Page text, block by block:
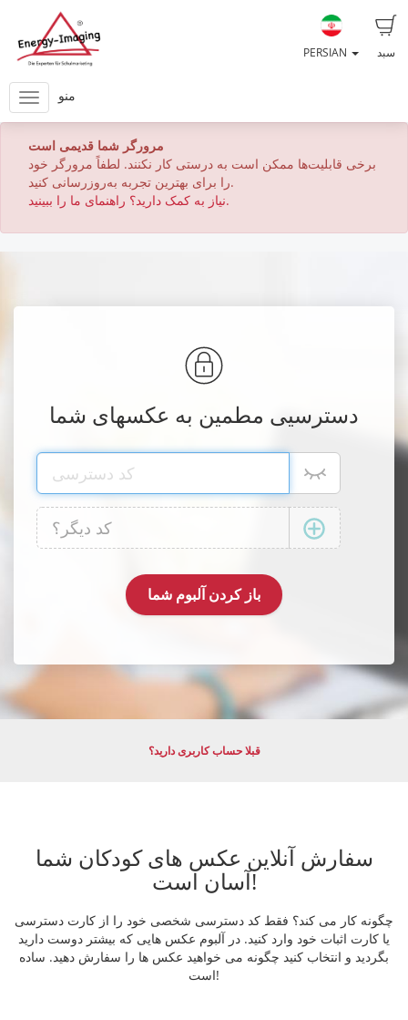
سبد PERSIAN
منو
مرورگر شما قدیمی است
برخی قابلیت‌ها ممکن است به درستی کار نکنند. لطفاً مرورگر خود
را برای بهترین تجربه به‌روزرسانی کنید.
نیاز به کمک دارید؟ راهنمای ما را ببینید.
دسترسیی مطمین به عکسهای شما
قبلا حساب کاربری دارید؟
سفارش آنلاین عکس های کودکان شما
آسان است!
چگونه کار می کند؟ فقط کد دسترسی شخصی خود را از کارت دسترسی
یا کارت اثبات خود وارد کنید. در آلبوم عکس هایی که بیشتر دوست دارید
بگردید و انتخاب کنید چگونه می خواهید عکس ها را سفارش دهید. ساده
است!